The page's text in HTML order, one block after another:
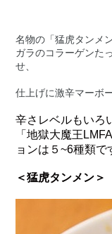
名物の「猛虎タンメ
ガラのコラーゲンた
せ、
仕上げに激辛マーボ
辛さレベルもいろ
「地獄大魔王
ョンは５~6種類で
＜猛虎タンメン＞